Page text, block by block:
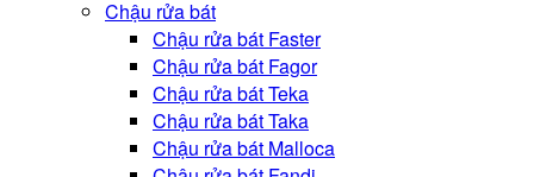
Chậu rửa bát
Chậu rửa bát Faster
Chậu rửa bát Fagor
Chậu rửa bát Teka
Chậu rửa bát Taka
Chậu rửa bát Malloca